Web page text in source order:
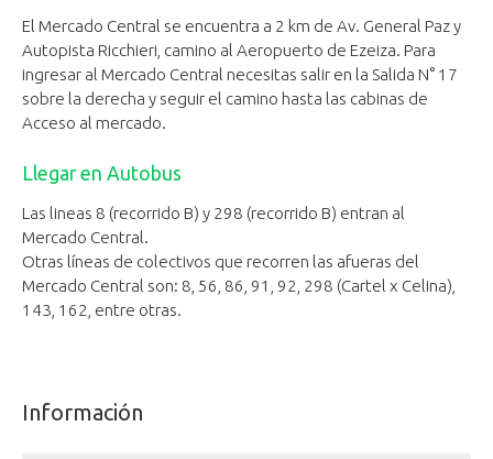
El Mercado Central se encuentra a 2 km de Av. General Paz y
Autopista Ricchieri, camino al Aeropuerto de Ezeiza. Para
ingresar al Mercado Central necesitas salir en la Salida N° 17
sobre la derecha y seguir el camino hasta las cabinas de
Acceso al mercado.
Llegar en Autobus
Las lineas 8 (recorrido B) y 298 (recorrido B) entran al
Mercado Central.
Otras líneas de colectivos que recorren las afueras del
Mercado Central son: 8, 56, 86, 91, 92, 298 (Cartel x Celina),
143, 162, entre otras.
Información